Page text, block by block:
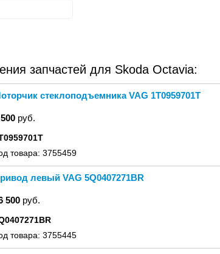
запчастей для Skoda Octavia:
стеклоподъемника VAG 1T0959701T
руб.
товара: 3755459
левый VAG 5Q0407271BR
500 руб.
товара: 3755445